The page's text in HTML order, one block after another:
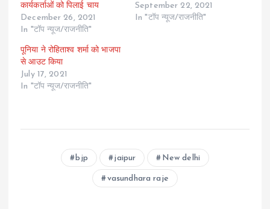
कार्यकर्ताओं को पिलाई चाय
December 26, 2021
In "टॉप न्यूज/राजनीति"
September 22, 2021
In "टॉप न्यूज/राजनीति"
पूनिया ने रोहिताश्व शर्मा को भाजपा
से आउट किया
July 17, 2021
In "टॉप न्यूज/राजनीति"
bjp jaipur New delhi
vasundhara raje